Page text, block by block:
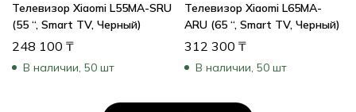
Телевизор Xiaomi L55MA-SRU
(55 “, Smart TV, Черный)
248 100 ₸
В наличии, 50 шт
Телевизор Xiaomi L65MA-
ARU (65 “, Smart TV, Черный)
312 300 ₸
В наличии, 50 шт